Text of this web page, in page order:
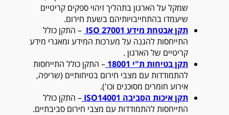
שמקל על הארגון בתהליך זיהוי ספקים קריטיים
שיעמדו בהתחייבויותיהם בשעת חירום.
תקן אבטחת מידע 27001
ISO – התקן כולל
התייחסות להגנה על מערכות המידע ומאגרי מידע
קריטיים של הארגון .
תקן בטיחות ת"י 18001
– התקן כולל התייחסות
להתמודדות עם מצבי חירום בטיחותיים (שריפה,
אירוע חומרים מסוכנים וכו').
תקן איכות הסביבה 14001
ISO – התקן כולל
התייחסות להתמודדות עם מצבי חירום סביבתיים.